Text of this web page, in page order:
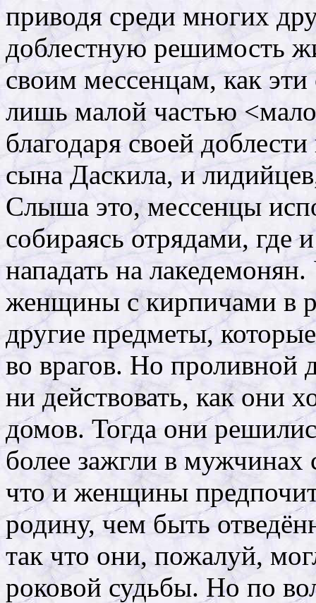
приводя среди многих
доблестную решимость
своим мессенцам, как
лишь малой частью
благодаря своей
сына Даскила, и
Слыша это, мессенцы
собираясь отрядами, где
нападать на
женщины с кирпичами в
другие предметы,
во врагов. Но проливной
ни действовать, как они
домов. Тогда они
более зажгли в мужчинах
что и женщины
родину, чем быть
так что они, пожалуй,
роковой судьбы. Но по